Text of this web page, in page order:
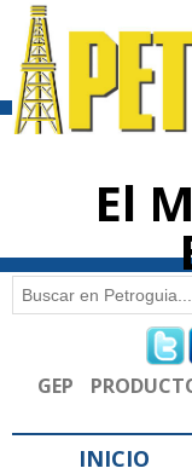
El
Buscar
GEP
INICIO